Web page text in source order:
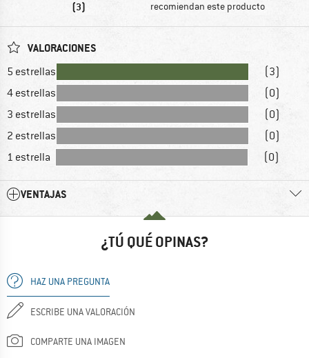
(3) recomiendan este producto
VALORACIONES
5 estrellas
(3)
4 estrellas
(0)
3 estrellas
(0)
2 estrellas
(0)
1 estrella
(0)
VENTAJAS
¿TÚ QUÉ OPINAS?
HAZ UNA PREGUNTA
ESCRIBE UNA VALORACIÓN
COMPARTE UNA IMAGEN